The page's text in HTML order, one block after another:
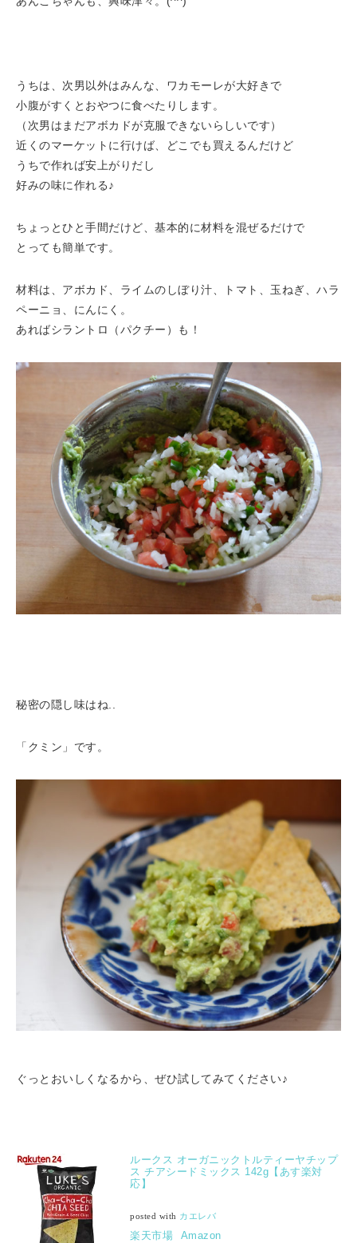
うちは、次男以外はみんな、ワカモーレが大好きで
小腹がすくとおやつに食べたりします。
（次男はまだアボカドが克服できないらしいです）
近くのマーケットに行けば、どこでも買えるんだけど
うちで作れば安上がりだし
好みの味に作れる♪
ちょっとひと手間だけど、基本的に材料を混ぜるだけで
とっても簡単です。
材料は、アボカド、ライムのしぼり汁、トマト、玉ねぎ、ハラ
ペーニョ、にんにく。
あればシラントロ（パクチー）も！
秘密の隠し味はね..
「クミン」です。
ぐっとおいしくなるから、ぜひ試してみてください♪
ルークス オーガニックトルティーヤチップ
ス チアシードミックス 142g【あす楽対
応】
posted with カエレバ
楽天市場 Amazon